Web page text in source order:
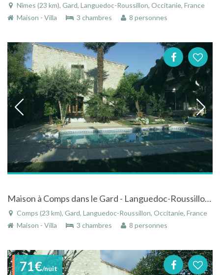
Nîmes (23 km), Gard, Languedoc-Roussillon, Occitanie, France
Maison - Villa
3 chambres 8 personnes
Maison à Comps dans le Gard - Languedoc-Roussillon avec piscine privée
Comps (23 km), Gard, Languedoc-Roussillon, Occitanie, France
Maison - Villa
3 chambres 8 personnes
71€/nuit